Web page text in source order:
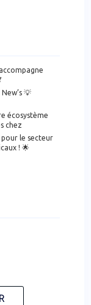
💡
écosystème
chez
pour le secteur
! 🌟